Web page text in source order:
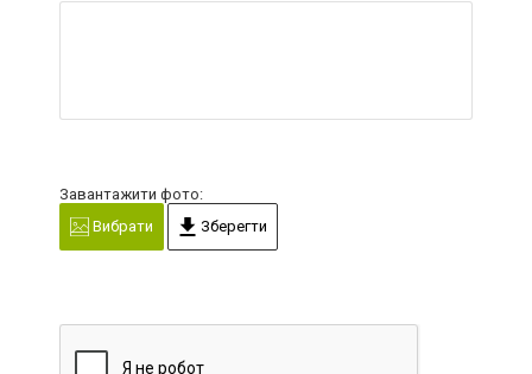
Завантажити фото:
Вибрати
Зберегти